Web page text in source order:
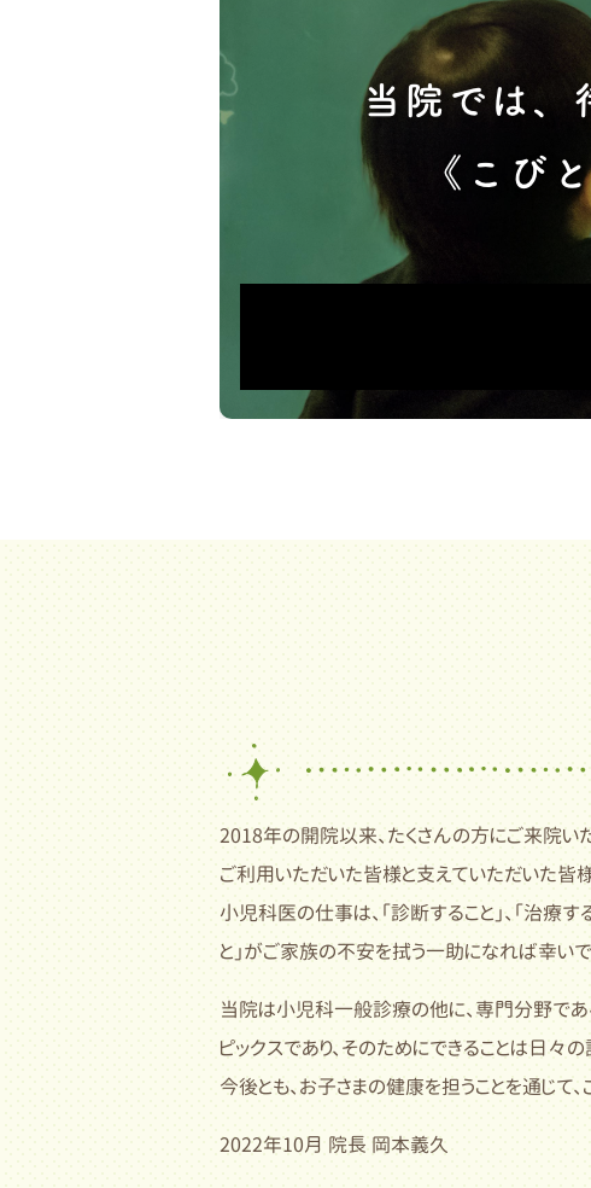
2018年の開院以来、たくさんの方にご来院い
ご利用いただいた皆様と支えていただいた皆
小児科医の仕事は、「診断すること」、「治療
と」がご家族の不安を拭う一助になれば幸いで
当院は小児科一般診療の他に、専門分野で
ピックスであり、そのためにできることは日々
今後とも、お子さまの健康を担うことを通じて
2022年10月 院長 岡本義久